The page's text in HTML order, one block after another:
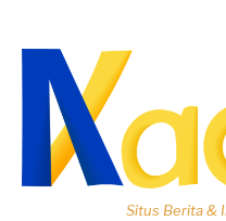
konten
Situs Berita &